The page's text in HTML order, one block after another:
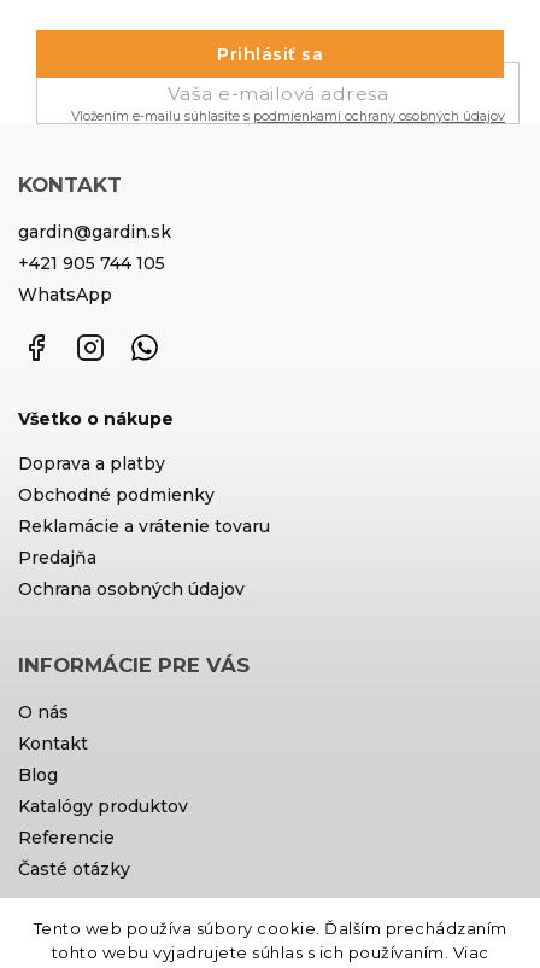
Tento web používa súbory cookie. Ďalším prechádzaním
tohto webu vyjadrujete súhlas s ich používaním. Viac
Vložením e-mailu súhlasíte s podmienkami ochrany osobných údajov
Prihlásiť sa
KONTAKT
gardin@gardin.sk
+421 905 744 105
WhatsApp
FacebookInstagram
Všetko o nákupe
Doprava a platby
Obchodné podmienky
Reklamácie a vrátenie tovaru
Predajňa
Ochrana osobných údajov
INFORMÁCIE PRE VÁS
O nás
Kontakt
Blog
Katalógy produktov
Referencie
Časté otázky
Doprava a platby